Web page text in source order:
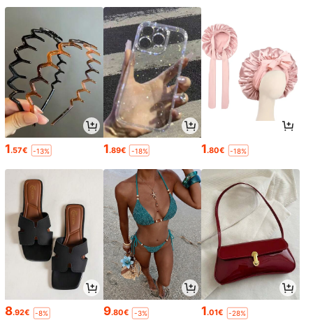
1.57€ -13% 1.89€ -18% 1.80€ -18%
8.92€ -8% 9.80€ -3% 1.01€ -28%